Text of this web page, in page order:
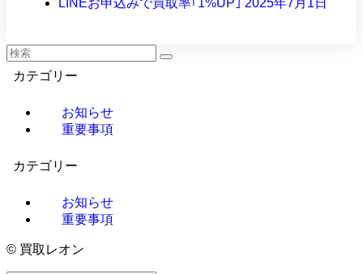
カテゴリー
お知らせ
重要事項
カテゴリー
お知らせ
重要事項
© 買取レオン